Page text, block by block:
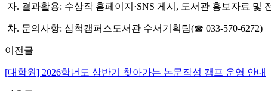
자. 결과활용: 수상작 홈페이지·SNS 게시, 도서관 홍보자료 및
차. 문의사항: 삼척캠퍼스도서관 수서기획팀(☎ 033-570-6272)
이전글
[대학원] 2026학년도 상반기 찾아가는 논문작성 캠프 운영 안내